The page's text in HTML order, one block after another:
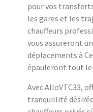
pour vos
les gares et les
chauffeurs
vous assureront
déplacements à
épauleront tout
Avec AlloVTC33,
tranquillité